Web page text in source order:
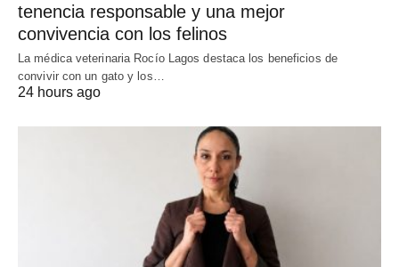
tenencia responsable y una mejor
convivencia con los felinos
La médica veterinaria Rocío Lagos destaca los beneficios de
convivir con un gato y los…
24 hours ago